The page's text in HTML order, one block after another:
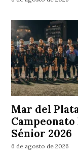
Mar del
Sénior 2026
6 de agosto de 2026